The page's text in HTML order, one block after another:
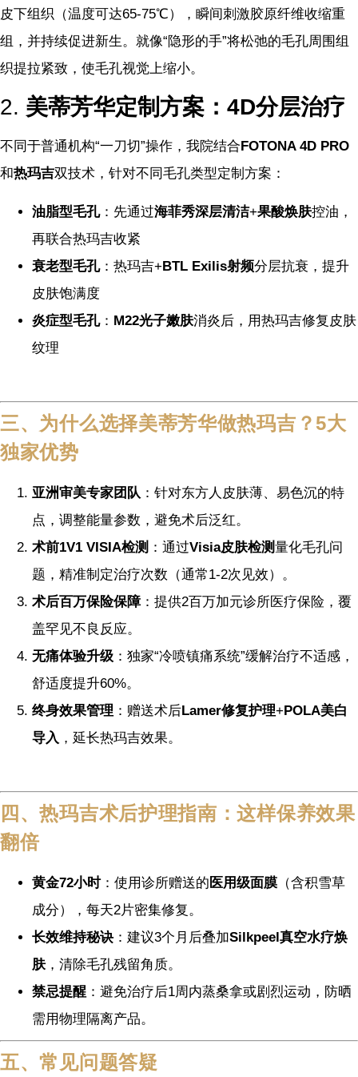
皮下组织（温度可达65-75℃），瞬间刺激胶原纤维收缩重
组，并持续促进新生。就像“隐形的手”将松弛的毛孔周围组
织提拉紧致，使毛孔视觉上缩小。
2. 美蒂芳华定制方案：4D分层治疗
不同于普通机构“一刀切”操作，我院结合FOTONA 4D PRO
和热玛吉双技术，针对不同毛孔类型定制方案：
油脂型毛孔：先通过海菲秀深层清洁+果酸焕肤控油，
再联合热玛吉收紧
衰老型毛孔：热玛吉+BTL Exilis射频分层抗衰，提升
皮肤饱满度
炎症型毛孔： M22光子嫩肤消炎后，用热玛吉修复皮肤
纹理
三、为什么选择美蒂芳华做热玛吉？5大
独家优势
亚洲审美专家团队 ：针对东方人皮肤薄、易色沉的特
点，调整能量参数，避免术后泛红。
术前1V1 VISIA检测 ：通过Visia皮肤检测量化毛孔问
题，精准制定治疗次数（通常1-2次见效）。
术后百万保险保障：提供2百万加元诊所医疗保险，覆
盖罕见不良反应。
无痛体验升级 ：独家“冷喷镇痛系统”缓解治疗不适感，
舒适度提升60%。
终身效果管理 ：赠送术后Lamer修复护理+POLA美白
导入 ，延长热玛吉效果。
四、热玛吉术后护理指南：这样保养效果
翻倍
黄金72小时：使用诊所赠送的 医用级面膜 （含积雪草
成分），每天2片密集修复。
长效维持秘诀 ：建议3个月后叠加Silkpeel真空水疗焕
肤，清除毛孔残留角质。
禁忌提醒 ：避免治疗后1周内蒸桑拿或剧烈运动，防晒
需用物理隔离产品。
五、常见问题答疑